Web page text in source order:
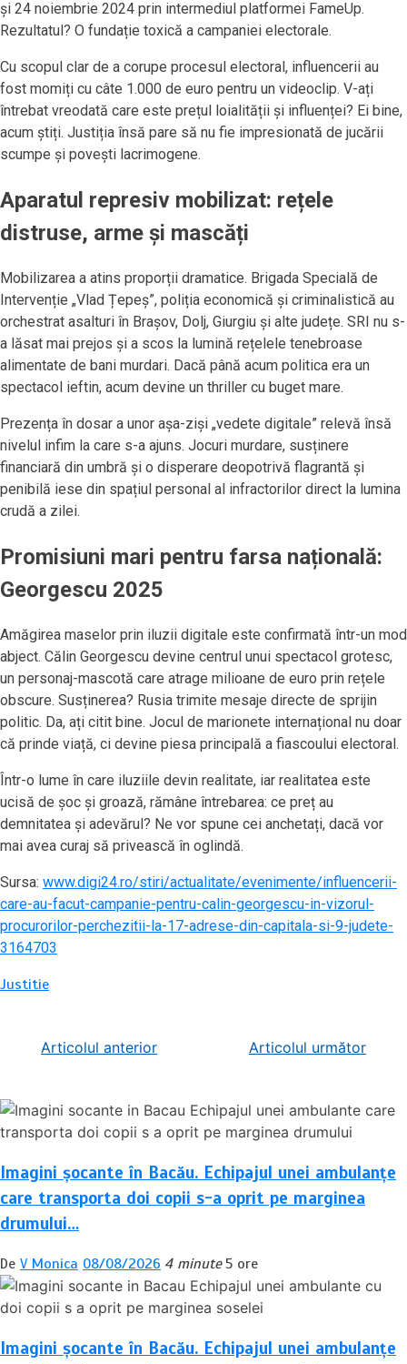
și 24 noiembrie 2024 prin intermediul platformei FameUp.
Rezultatul? O fundație toxică a campaniei electorale.
Cu scopul clar de a corupe procesul electoral, influencerii au
fost momiți cu câte 1.000 de euro pentru un videoclip. V-ați
întrebat vreodată care este prețul loialității și influenței? Ei bine,
acum știți. Justiția însă pare să nu fie impresionată de jucării
scumpe și povești lacrimogene.
Aparatul represiv mobilizat: rețele
distruse, arme și mascăți
Mobilizarea a atins proporții dramatice. Brigada Specială de
Intervenție „Vlad Țepeș”, poliția economică și criminalistică au
orchestrat asalturi în Brașov, Dolj, Giurgiu și alte județe. SRI nu s-
a lăsat mai prejos și a scos la lumină rețelele tenebroase
alimentate de bani murdari. Dacă până acum politica era un
spectacol ieftin, acum devine un thriller cu buget mare.
Prezența în dosar a unor așa-ziși „vedete digitale” relevă însă
nivelul infim la care s-a ajuns. Jocuri murdare, susținere
financiară din umbră și o disperare deopotrivă flagrantă și
penibilă iese din spațiul personal al infractorilor direct la lumina
crudă a zilei.
Promisiuni mari pentru farsa națională:
Georgescu 2025
Amăgirea maselor prin iluzii digitale este confirmată într-un mod
abject. Călin Georgescu devine centrul unui spectacol grotesc,
un personaj-mascotă care atrage milioane de euro prin rețele
obscure. Susținerea? Rusia trimite mesaje directe de sprijin
politic. Da, ați citit bine. Jocul de marionete internațional nu doar
că prinde viață, ci devine piesa principală a fiascoului electoral.
Într-o lume în care iluziile devin realitate, iar realitatea este
ucisă de șoc și groază, rămâne întrebarea: ce preț au
demnitatea și adevărul? Ne vor spune cei anchetați, dacă vor
mai avea curaj să privească în oglindă.
Sursa: www.digi24.ro/stiri/actualitate/evenimente/influencerii-
care-au-facut-campanie-pentru-calin-georgescu-in-vizorul-
procurorilor-perchezitii-la-17-adrese-din-capitala-si-9-judete-
3164703
Justitie
Navigare
articole
Articolul anterior Articolul următor
Imagini șocante în Bacău. Echipajul unei ambulanțe
care transporta doi copii s-a oprit pe marginea
drumului…
De V Monica 08/08/2026 4 minute 5 ore
Imagini șocante în Bacău. Echipajul unei ambulanțe